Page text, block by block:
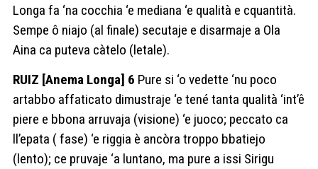
Longa fa ‘na cocchia ‘e mediana ‘e qualità e cquantità.
Sempe ô niajo (al finale) secutaje e disarmaje a Ola
Aina ca puteva càtelo (letale).
RUIZ [Anema Longa] 6 Pure si ‘o vedette ‘nu poco
artabbo affaticato dimustraje ‘e tené tanta qualità ‘int’ê
piere e bbona arruvaja (visione) ‘e juoco; peccato ca
ll’epata ( fase) ‘e riggia è ancòra troppo bbatiejo
(lento); ce pruvaje ‘a luntano, ma pure a issi Sirigu